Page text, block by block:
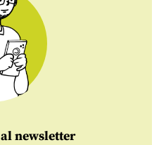
al newsletter